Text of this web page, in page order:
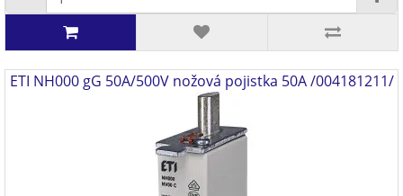
ETI NH000 gG 50A/500V nožová pojistka 50A /004181211/